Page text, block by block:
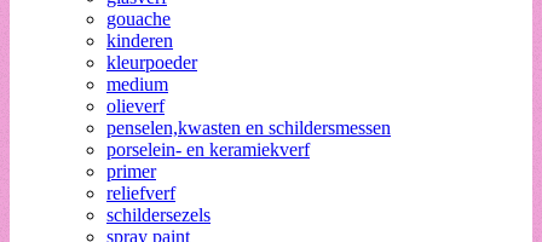
gouache
kinderen
kleurpoeder
medium
olieverf
penselen,kwasten en schildersmessen
porselein- en keramiekverf
primer
reliefverf
schildersezels
spray paint